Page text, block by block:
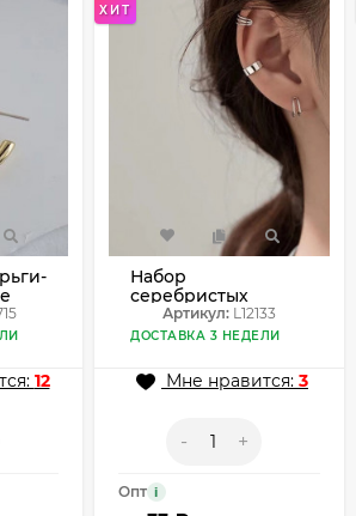
12
ХИТ
Набор
серебристых
каффов и
лаконичных серег
минимализм L12133
Артикул: L12133
ДОСТАВКА 3 НЕДЕЛИ
Мне нравится: 3
- +
Опт i